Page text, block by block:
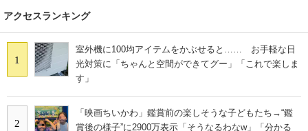
アクセスランキング
1
室外機に100均アイテムをかぶせると…… お手軽な日
光対策に「ちゃんと空間ができてグー」「これで楽しま
す」
2
「映画ちいかわ」鑑賞前の楽しそうな子どもたち→“鑑
賞後の様子”に2900万表示「そうなるわなw」「分かる